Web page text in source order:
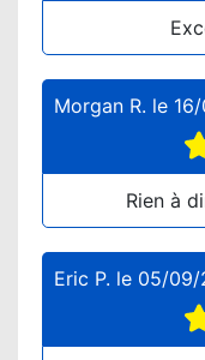
Morgan R. le
Rien à
Eric P. le 05/09/